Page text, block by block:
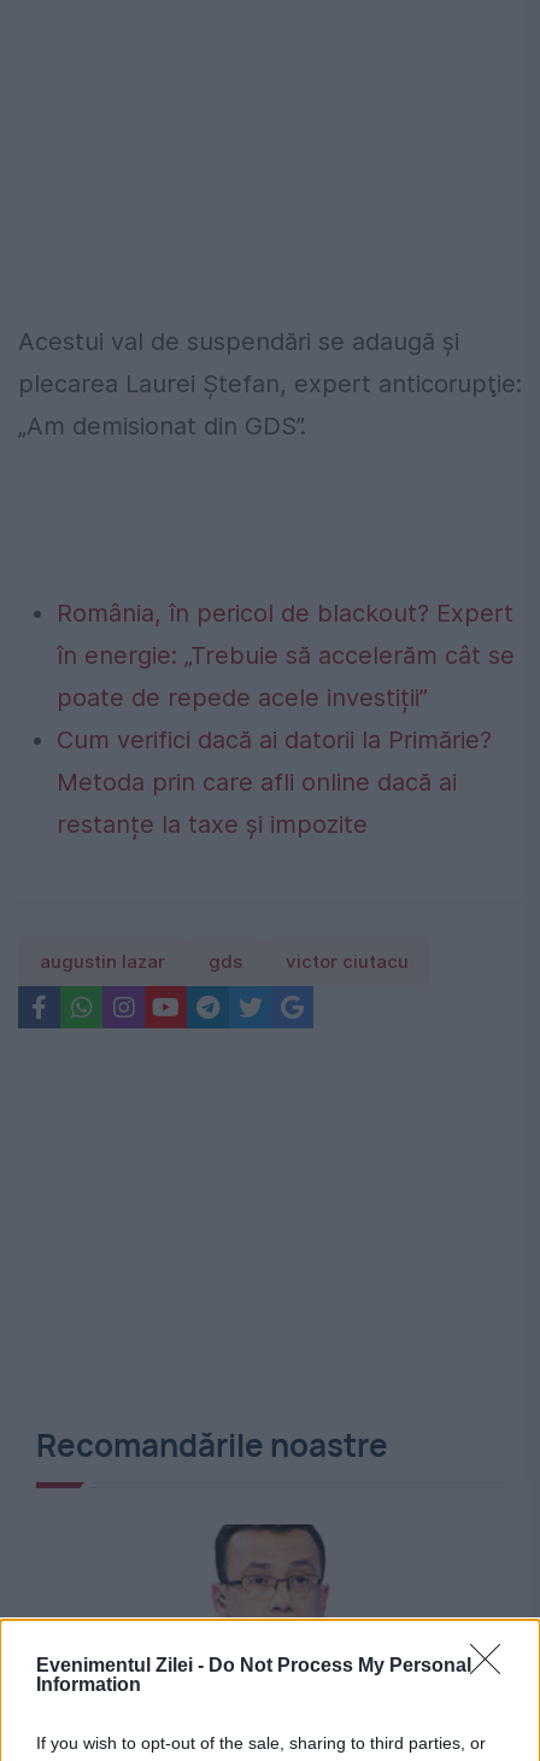
Evenimentul Zilei - Do Not Process My Personal
Information
If you wish to opt-out of the sale, sharing to third parties, or
Acestui val de suspendări se adaugă și
plecarea Laurei Ştefan, expert anticorupţie:
„Am demisionat din GDS”.
România, în pericol de blackout? Expert
în energie: „Trebuie să accelerăm cât se
poate de repede acele investiții”
Cum verifici dacă ai datorii la Primărie?
Metoda prin care afli online dacă ai
restanțe la taxe și impozite
augustin lazar gds victor ciutacu
Recomandările noastre